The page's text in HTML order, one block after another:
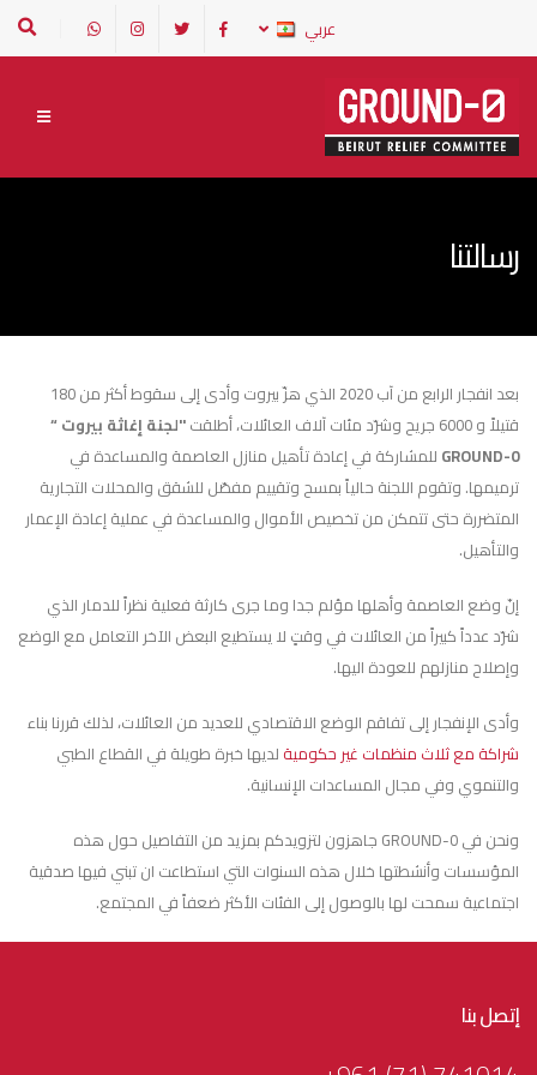
عربي
رسالتنا
بعد انفجار الرابع من آب 2020 الذي هزّ بيروت وأدى إلى سقوط أكثر من 180
قتيلاً و 6000 جريح وشرّد مئات آلاف العائلات، أطلقت
"لجنة إغاثة بيروت “
GROUND-0 للمشاركة في إعادة تأهيل منازل العاصمة والمساعدة في
ترميمها. وتقوم اللجنة حالياً بمسح وتقييم مفصّل للشقق والمحلات التجارية
المتضررة حتى تتمكن من تخصيص الأموال والمساعدة في عملية إعادة الإعمار
والتأهيل.
إنّ وضع العاصمة وأهلها مؤلم جدا وما جرى كارثة فعلية نظراً للدمار الذي
شرّد عدداً كبيراً من العائلات في وقتٍ لا يستطيع البعض الآخر التعامل مع الوضع
وإصلاح منازلهم للعودة اليها.
وأدى الإنفجار إلى تفاقم الوضع الاقتصادي للعديد من العائلات، لذلك قررنا بناء
شراكة مع ثلاث منظمات غير حكومية لديها خبرة طويلة في القطاع الطبي
والتنموي وفي مجال المساعدات الإنسانية.
ونحن في GROUND-0 جاهزون لتزويدكم بمزيد من التفاصيل حول هذه
المؤسسات وأنشطتها خلال هذه السنوات التي استطاعت ان تبني فيها صدقية
اجتماعية سمحت لها بالوصول إلى الفئات الأكثر ضعفاً في المجتمع.
إتصل بنا